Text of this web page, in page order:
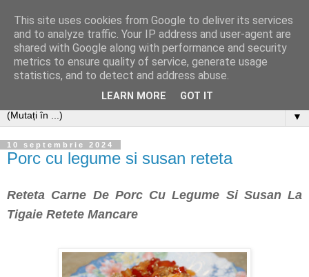
▼
10 septembrie 2024
Porc cu legume si susan reteta
Reteta Carne De Porc Cu Legume Si Susan La
Tigaie Retete Mancare
This site uses cookies from Google to deliver its services
and to analyze traffic. Your IP address and user-agent are
shared with Google along with performance and security
metrics to ensure quality of service, generate usage
statistics, and to detect and address abuse.
LEARN MORE GOT IT